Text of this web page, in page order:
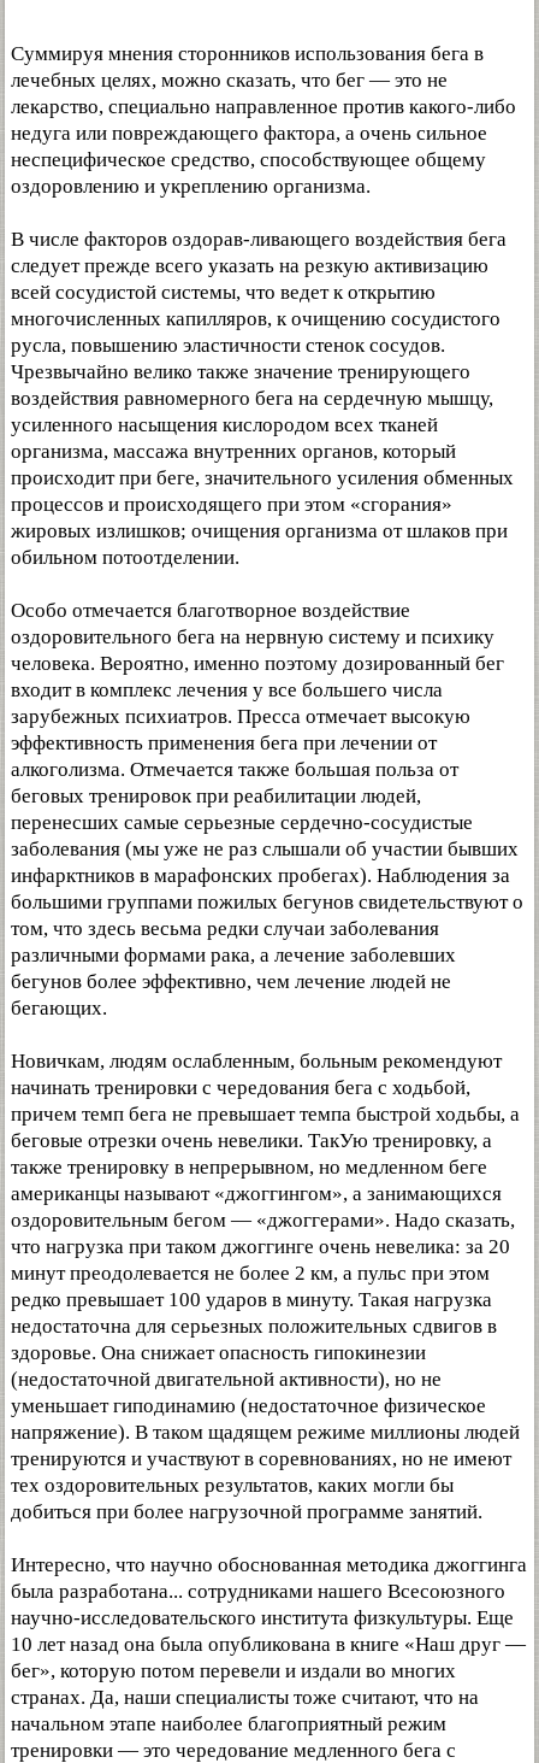
Суммируя мнения сторонников использования бега в
лечебных целях, можно сказать, что бег — это не
лекарство, специально направленное против какого-либо
недуга или повреждающего фактора, а очень сильное
неспецифическое средство, способствующее общему
оздоровлению и укреплению организма.
В числе факторов оздорав-ливающего воздействия бега
следует прежде всего указать на резкую активизацию
всей сосудистой системы, что ведет к открытию
многочисленных капилляров, к очищению сосудистого
русла, повышению эластичности стенок сосудов.
Чрезвычайно велико также значение тренирующего
воздействия равномерного бега на сердечную мышцу,
усиленного насыщения кислородом всех тканей
организма, массажа внутренних органов, который
происходит при беге, значительного усиления обменных
процессов и происходящего при этом «сгорания»
жировых излишков; очищения организма от шлаков при
обильном потоотделении.
Особо отмечается благотворное воздействие
оздоровительного бега на нервную систему и психику
человека. Вероятно, именно поэтому дозированный бег
входит в комплекс лечения у все большего числа
зарубежных психиатров. Пресса отмечает высокую
эффективность применения бега при лечении от
алкоголизма. Отмечается также большая польза от
беговых тренировок при реабилитации людей,
перенесших самые серьезные сердечно-сосудистые
заболевания (мы уже не раз слышали об участии бывших
инфарктников в марафонских пробегах). Наблюдения за
большими группами пожилых бегунов свидетельствуют о
том, что здесь весьма редки случаи заболевания
различными формами рака, а лечение заболевших
бегунов более эффективно, чем лечение людей не
бегающих.
Новичкам, людям ослабленным, больным рекомендуют
начинать тренировки с чередования бега с ходьбой,
причем темп бега не превышает темпа быстрой ходьбы, а
беговые отрезки очень невелики. ТакУю тренировку, а
также тренировку в непрерывном, но медленном беге
американцы называют «джоггингом», а занимающихся
оздоровительным бегом — «джоггерами». Надо сказать,
что нагрузка при таком джоггинге очень невелика: за 20
минут преодолевается не более 2 км, а пульс при этом
редко превышает 100 ударов в минуту. Такая нагрузка
недостаточна для серьезных положительных сдвигов в
здоровье. Она снижает опасность гипокинезии
(недостаточной двигательной активности), но не
уменьшает гиподинамию (недостаточное физическое
напряжение). В таком щадящем режиме миллионы людей
тренируются и участвуют в соревнованиях, но не имеют
тех оздоровительных результатов, каких могли бы
добиться при более нагрузочной программе занятий.
Интересно, что научно обоснованная методика джоггинга
была разработана... сотрудниками нашего Всесоюзного
научно-исследовательского института физкультуры. Еще
10 лет назад она была опубликована в книге «Наш друг —
бег», которую потом перевели и издали во многих
странах. Да, наши специалисты тоже считают, что на
начальном этапе наиболее благоприятный режим
тренировки — это чередование медленного бега с